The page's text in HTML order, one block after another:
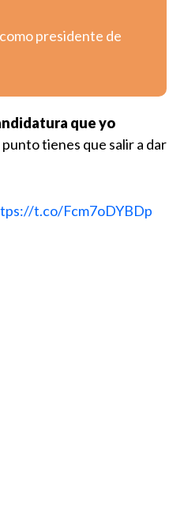
presidente de
que yo
tienes que salir a dar
t.co/Fcm7oDYBDp